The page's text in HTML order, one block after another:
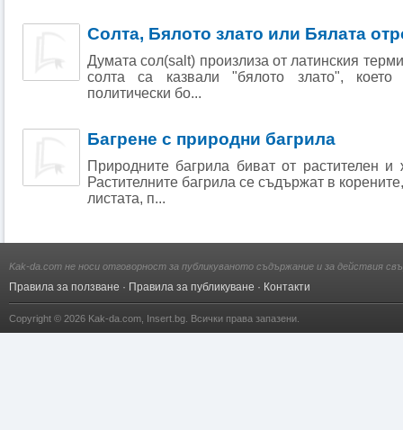
Солта, Бялото злато или Бялата
Думата сол(salt) произлиза от латинския
солта са казвали "бялото злато",
политически бо...
Багрене с природни багрила
Природните багрила биват от растителен и
Растителните багрила се съдържат в
листата, п...
Kak-da.com не носи отговорност за публикуваното съдържание и за действия
Правила за ползване · Правила за публикуване · Контакти
Copyright © 2026 Kak-da.com Insert.bg . Всички права запазени.